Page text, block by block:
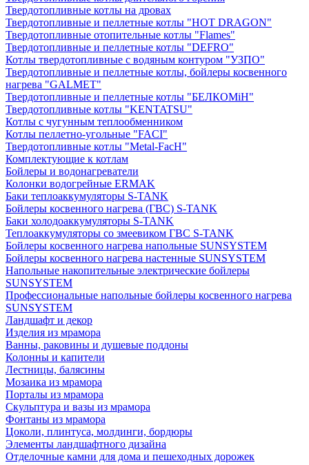
Твердотопливные котлы на дровах
Твердотопливные и пеллетные котлы "HOT DRAGON"
Твердотопливные отопительные котлы "Flames"
Твердотопливные и пеллетные котлы "DEFRO"
Котлы твердотопливные с водяным контуром "УЗПО"
Твердотопливные и пеллетные котлы, бойлеры косвенного
нагрева "GALMET"
Твердотопливные и пеллетные котлы "БЕЛКОМiН"
Твердотопливные котлы "KENTATSU"
Котлы с чугунным теплообменником
Котлы пеллетно-угольные "FACI"
Твердотопливные котлы "Metal-FacH"
Комплектующие к котлам
Бойлеры и водонагреватели
Колонки водогрейные ERMAK
Баки теплоаккумуляторы S-TANK
Бойлеры косвенного нагрева (ГВС) S-TANK
Баки холодоаккумуляторы S-TANK
Теплоаккумуляторы со змеевиком ГВС S-TANK
Бойлеры косвенного нагрева напольные SUNSYSTEM
Бойлеры косвенного нагрева настенные SUNSYSTEM
Напольные накопительные электрические бойлеры
SUNSYSTEM
Профессиональные напольные бойлеры косвенного нагрева
SUNSYSTEM
Ландшафт и декор
Изделия из мрамора
Ванны, раковины и душевые поддоны
Колонны и капители
Лестницы, балясины
Мозаика из мрамора
Порталы из мрамора
Скульптура и вазы из мрамора
Фонтаны из мрамора
Цоколи, плинтуса, молдинги, бордюры
Элементы ландшафтного дизайна
Отделочные камни для дома и пешеходных дорожек